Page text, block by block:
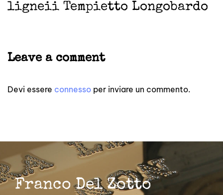
ligneii Tempietto Longobardo
Leave a comment
Devi essere connesso per inviare un commento.
Franco Del Zotto